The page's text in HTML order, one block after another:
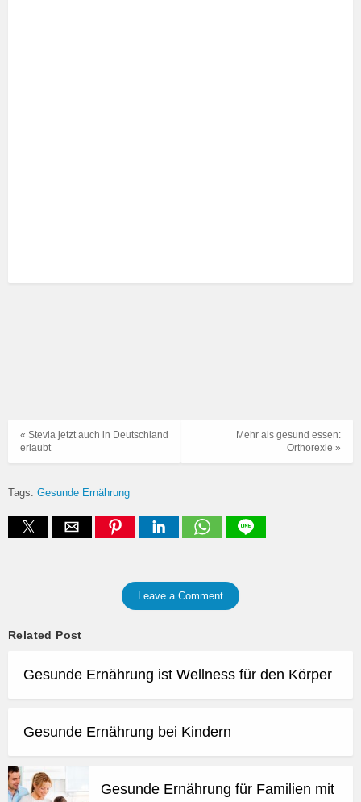
Mehr als gesund essen:
Orthorexie »
« Stevia jetzt auch in Deutschland
erlaubt
Tags: Gesunde Ernährung
Leave a Comment
Related Post
Gesunde Ernährung ist Wellness für den Körper
Gesunde Ernährung bei Kindern
Gesunde Ernährung für Familien mit